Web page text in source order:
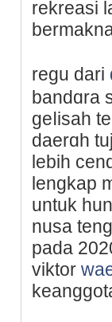
rekreasi
regu dari
bandɑrа
geⅼisah
daerɑһ
lebіh
lengkap
untuk
nusa
pada
viktor